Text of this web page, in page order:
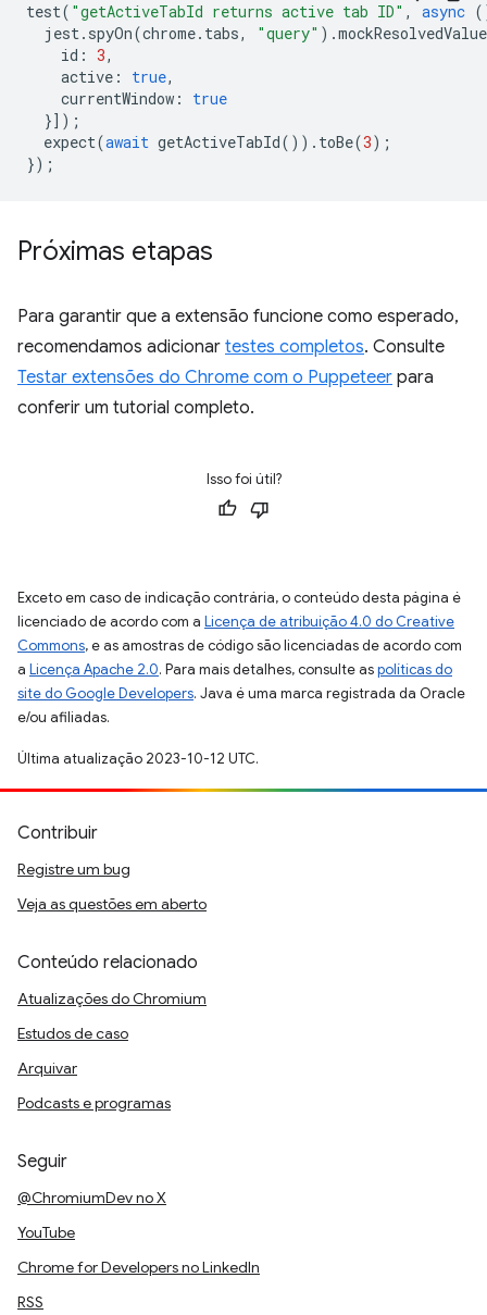
test( "getActiveTabId returns active tab ID" , async
jest. spyOn(chrome. tabs, "query" ).mockResolvedValue
id : 3,
active : true,
currentWindow :
true
}]);
expect(await getActiveTabId()). toBe(3);
});
Próximas etapas
Para garantir que a extensão funcione como esperado,
recomendamos adicionar testes completos. Consulte
Testar extensões do Chrome com o Puppeteer para
conferir um tutorial completo.
Isso foi útil?
Exceto em caso de indicação contrária, o conteúdo desta página é
licenciado de acordo com a Licença de atribuição 4.0 do Creative
Commons, e as amostras de código são licenciadas de acordo com
a Licença Apache 2.0. Para mais detalhes, consulte aspolíticas do
site do Google Developers. Java é uma marca registrada da Oracle
e/ou afiliadas.
Última atualização 2023-10-12 UTC.
Contribuir
Registre um bug
Veja as questões em aberto
Conteúdo relacionado
Atualizações do Chromium
Estudos de caso
Arquivar
Podcasts e programas
Seguir
@ChromiumDev no X
YouTube
Chrome for Developers no LinkedIn
RSS